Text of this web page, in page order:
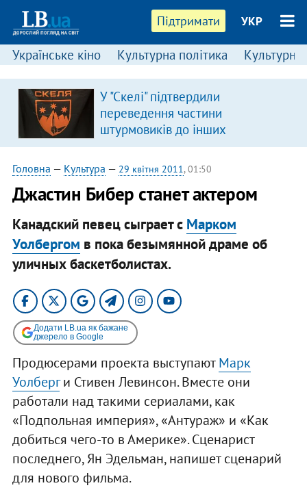
Підтримати УКР
Українське кіно Культурна політика Культурні
У "Скелі" підтвердили
переведення частини
штурмовиків до інших
підрозділів
Головна — Культура — 29 квітня 2011, 01:50
Джастин Бибер станет актером
Канадский певец сыграет с Марком
Уолбергом в пока безымянной драме об
уличных баскетболистах.
Додати LB.ua як бажане
джерело в Google
Продюсерами проекта выступаютМарк
Уолберги Стивен Левинсон. Вместе они
работали над такими сериалами, как
«Подпольная империя», «Антураж» и «Как
добиться чего-то в Америке». Сценарист
последнего, Ян Эдельман, напишет сценарий
для нового фильма.